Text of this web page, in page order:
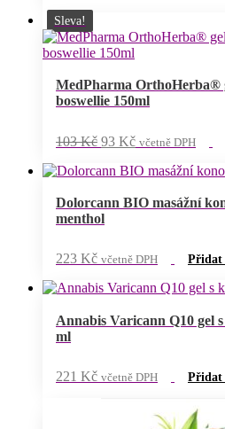
Sleva!
MedPharma OrthoHerba®
boswellie 150ml
103Kč Původní
byla:
93 KčAktuální
je:
včetně DPH
Dolorcann BIO masážní
menthol
223 Kč včetně DPH Přidat
Annabis Varicann Q10 gel
ml
221 Kč včetně DPH Přidat